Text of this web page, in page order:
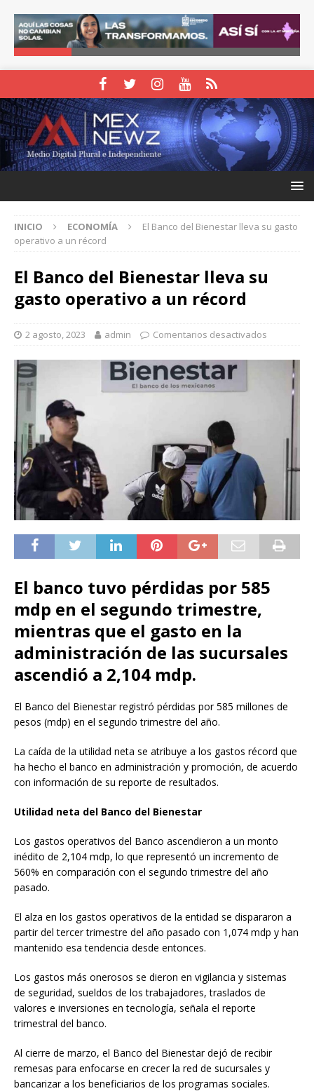
INICIO ECONOMÍA
El Banco del Bienestar lleva su gasto
operativo a un récord
El Banco del Bienestar lleva su
gasto operativo a un récord
2 agosto, 2023 admin Comentarios desactivados
El banco tuvo pérdidas por 585
mdp en el segundo trimestre,
mientras que el gasto en la
administración de las sucursales
ascendió a 2,104 mdp.
El Banco del Bienestar registró pérdidas por 585 millones de
pesos (mdp) en el segundo trimestre del año.
La caída de la utilidad neta se atribuye a los gastos récord que
ha hecho el banco en administración y promoción, de acuerdo
con información de su reporte de resultados.
Utilidad neta del Banco del Bienestar
Los gastos operativos del Banco ascendieron a un monto
inédito de 2,104 mdp, lo que representó un incremento de
560% en comparación con el segundo trimestre del año
pasado.
El alza en los gastos operativos de la entidad se dispararon a
partir del tercer trimestre del año pasado con 1,074 mdp y han
mantenido esa tendencia desde entonces.
Los gastos más onerosos se dieron en vigilancia y sistemas
de seguridad, sueldos de los trabajadores, traslados de
valores e inversiones en tecnología, señala el reporte
trimestral del banco.
Al cierre de marzo, el Banco del Bienestar dejó de recibir
remesas para enfocarse en crecer la red de sucursales y
bancarizar a los beneficiarios de los programas sociales.